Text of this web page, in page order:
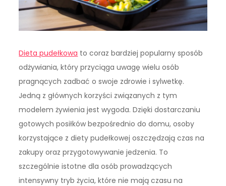
Dieta pudełkowa to coraz bardziej popularny sposób
odżywiania, który przyciąga uwagę wielu osób
pragnących zadbać o swoje zdrowie i sylwetkę.
Jedną z głównych korzyści związanych z tym
modelem żywienia jest wygoda. Dzięki dostarczaniu
gotowych posiłków bezpośrednio do domu, osoby
korzystające z diety pudełkowej oszczędzają czas na
zakupy oraz przygotowywanie jedzenia. To
szczególnie istotne dla osób prowadzących
intensywny tryb życia, które nie mają czasu na